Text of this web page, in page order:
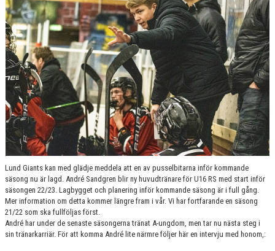
MEDLEMSKAP
DOKUMENT/LÄNKAR
LUND GIANTS RÖDA TRÅD
KONTAKTA OSS
BOKNING
Lund Giants kan med glädje meddela att en av pusselbitarna inför kommande
säsong nu är lagd. André Sandgren blir ny huvudtränare för U16 RS med start inför
säsongen 22/23. Lagbygget och planering inför kommande säsong är i full gång.
Mer information om detta kommer längre fram i vår. Vi har fortfarande en säsong
21/22 som ska fullföljas först.
André har under de senaste säsongerna tränat A-ungdom, men tar nu nästa steg i
sin tränarkarriär. För att komma André lite närmre följer här en intervju med honom,: